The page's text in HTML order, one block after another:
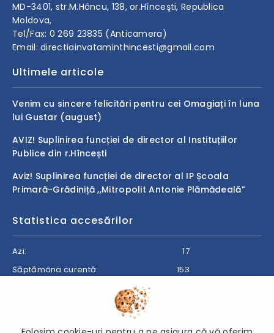
MD-3401, str.M.Hâncu, 138, or.Hînceşti, Republica
Moldova,
Tel/Fax: 0 269 23835 (Anticamera)
Email: directiainvataminthincesti@gmail.com
Ultimele articole
Venim cu sincere felicitări pentru cei Omagiați în luna
lui Gustar (august)
AVIZ! Suplinirea funcției de director al Instituțiilor
Publice din r.Hîncești
Aviz! Suplinirea funcției de director al IP Școala
Primară-Grădiniță ,,Mitropolit Antonie Plămădeală”
Statistica accesărilor
Azi:
17
Săptămâna curentă:
153